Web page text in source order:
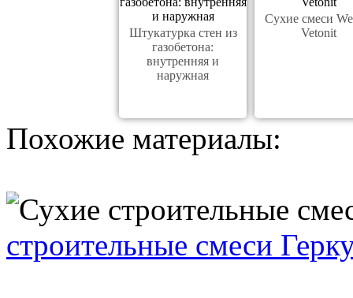
Штукатурка стен из
газобетона:
внутренняя и
наружная
Сухие смеси
Vetonit
Похожие материалы:
строительные смеси